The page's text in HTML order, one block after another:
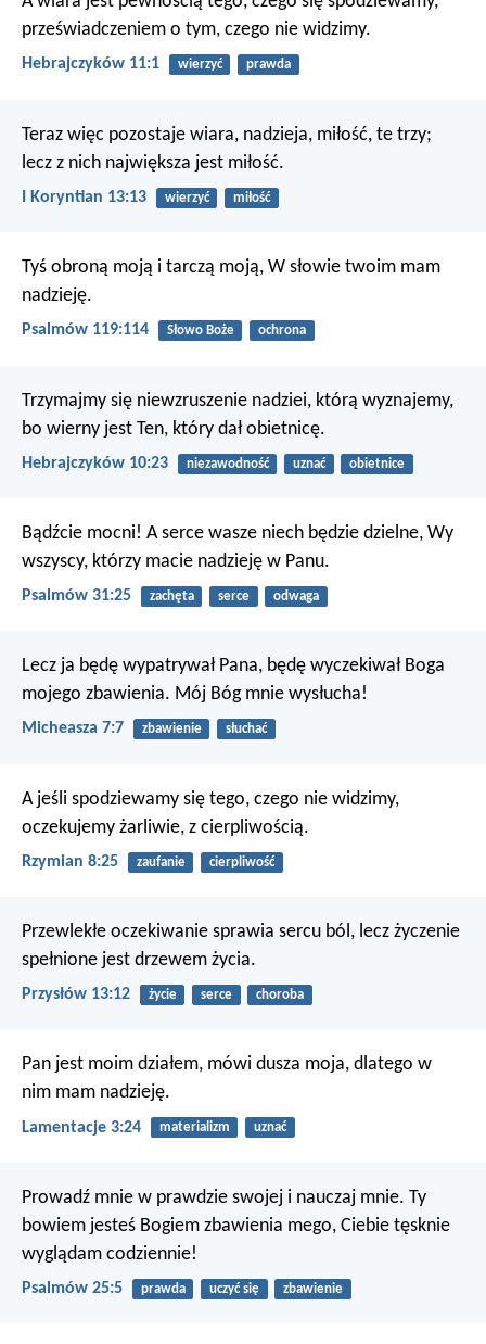
przeświadczeniem o tym, czego nie widzimy.
Hebrajczyków 11:1 wierzyć prawda
Teraz więc pozostaje wiara, nadzieja, miłość, te trzy;
lecz z nich największa jest miłość.
I Koryntian 13:13 wierzyć miłość
Tyś obroną moją i tarczą moją, W słowie twoim mam
nadzieję.
Psalmów 119:114 Słowo Boże ochrona
Trzymajmy się niewzruszenie nadziei, którą wyznajemy,
bo wierny jest Ten, który dał obietnicę.
Hebrajczyków 10:23 niezawodność uznać obietnice
Bądźcie mocni! A serce wasze niech będzie dzielne, Wy
wszyscy, którzy macie nadzieję w Panu.
Psalmów 31:25 zachęta serce odwaga
Lecz ja będę wypatrywał Pana, będę wyczekiwał Boga
mojego zbawienia. Mój Bóg mnie wysłucha!
Micheasza 7:7 zbawienie słuchać
A jeśli spodziewamy się tego, czego nie widzimy,
oczekujemy żarliwie, z cierpliwością.
Rzymian 8:25 zaufanie cierpliwość
Przewlekłe oczekiwanie sprawia sercu ból, lecz życzenie
spełnione jest drzewem życia.
Przysłów 13:12 życie serce choroba
Pan jest moim działem, mówi dusza moja, dlatego w
nim mam nadzieję.
Lamentacje 3:24 materializm uznać
Prowadź mnie w prawdzie swojej i nauczaj mnie. Ty
bowiem jesteś Bogiem zbawienia mego, Ciebie tęsknie
wyglądam codziennie!
Psalmów 25:5 prawda uczyć się zbawienie